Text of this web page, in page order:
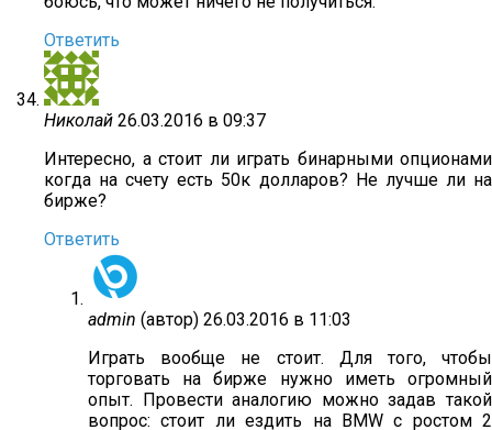
Ответить
Николай 26.03.2016 в 09:37
Интересно, а стоит ли играть бинарными опционами
когда на счету есть 50к долларов? Не лучше ли на
бирже?
Ответить
admin (автор) 26.03.2016 в 11:03
Играть вообще не стоит. Для того, чтобы
торговать на бирже нужно иметь огромный
опыт. Провести аналогию можно задав такой
вопрос: стоит ли ездить на BMW с ростом 2